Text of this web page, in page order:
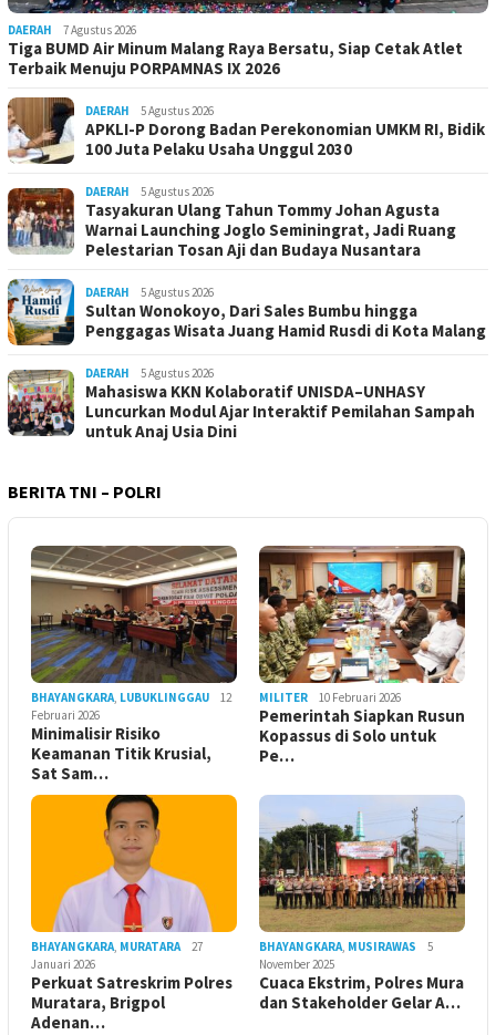
DAERAH 7 Agustus 2026
Tiga BUMD Air Minum Malang Raya Bersatu, Siap Cetak Atlet
Terbaik Menuju PORPAMNAS IX 2026
DAERAH 5 Agustus 2026
APKLI-P Dorong Badan Perekonomian UMKM RI, Bidik
100 Juta Pelaku Usaha Unggul 2030
DAERAH 5 Agustus 2026
Tasyakuran Ulang Tahun Tommy Johan Agusta
Warnai Launching Joglo Seminingrat, Jadi Ruang
Pelestarian Tosan Aji dan Budaya Nusantara
DAERAH 5 Agustus 2026
Sultan Wonokoyo, Dari Sales Bumbu hingga
Penggagas Wisata Juang Hamid Rusdi di Kota Malang
DAERAH 5 Agustus 2026
Mahasiswa KKN Kolaboratif UNISDA–UNHASY
Luncurkan Modul Ajar Interaktif Pemilahan Sampah
untuk Anaj Usia Dini
BERITA TNI – POLRI
BHAYANGKARA, LUBUKLINGGAU
12
Februari 2026
Minimalisir Risiko
Keamanan Titik Krusial,
Sat Sam…
MILITER 10 Februari 2026
Pemerintah Siapkan Rusun
Kopassus di Solo untuk
Pe…
BHAYANGKARA, MURATARA
27
Januari 2026
Perkuat Satreskrim Polres
Muratara, Brigpol
Adenan…
BHAYANGKARA, MUSIRAWAS
5
November 2025
Cuaca Ekstrim, Polres Mura
dan Stakeholder Gelar A…